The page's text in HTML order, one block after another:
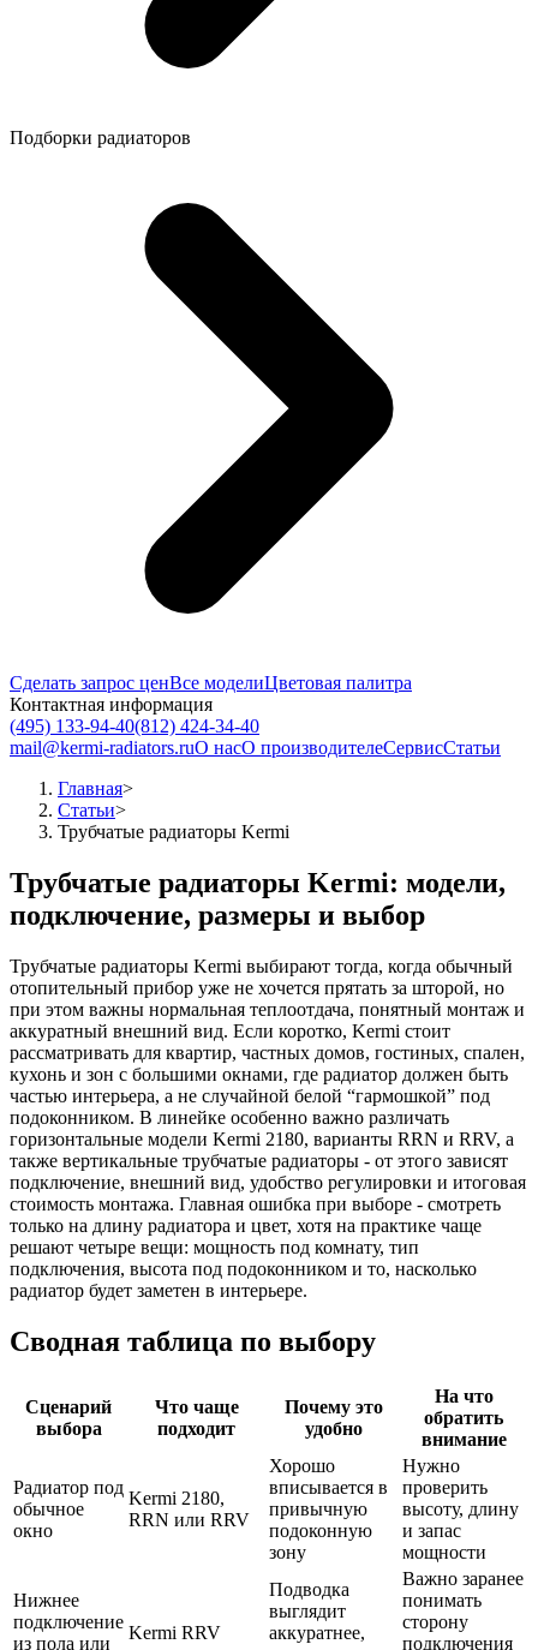
Подборки радиаторов
Сделать запрос ценВсе моделиЦветовая палитра
Контактная информация
(495) 133-94-40(812) 424-34-40
mail@kermi-radiators.ruО насО производителеСервисСтатьи
Главная>
Статьи>
Трубчатые радиаторы Kermi
Трубчатые радиаторы Kermi: модели,
подключение, размеры и выбор
Трубчатые радиаторы Kermi выбирают тогда, когда обычный
отопительный прибор уже не хочется прятать за шторой, но
при этом важны нормальная теплоотдача, понятный монтаж и
аккуратный внешний вид. Если коротко, Kermi стоит
рассматривать для квартир, частных домов, гостиных, спален,
кухонь и зон с большими окнами, где радиатор должен быть
частью интерьера, а не случайной белой “гармошкой” под
подоконником. В линейке особенно важно различать
горизонтальные модели Kermi 2180, варианты RRN и RRV, а
также вертикальные трубчатые радиаторы - от этого зависят
подключение, внешний вид, удобство регулировки и итоговая
стоимость монтажа. Главная ошибка при выборе - смотреть
только на длину радиатора и цвет, хотя на практике чаще
решают четыре вещи: мощность под комнату, тип
подключения, высота под подоконником и то, насколько
радиатор будет заметен в интерьере.
Сводная таблица по выбору
Сценарий
выбора
Что чаще
подходит
Почему это
удобно
На что
обратить
внимание
Радиатор под
обычное
окно
Kermi 2180,
RRN или RRV
Хорошо
вписывается в
привычную
подоконную
зону
Нужно
проверить
высоту, длину
и запас
мощности
Нижнее
подключение
из пола или
Kermi RRV
Подводка
выглядит
аккуратнее,
Важно заранее
понимать
сторону
подключения